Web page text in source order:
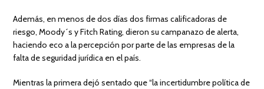
Además, en menos de dos días dos firmas calificadoras de
riesgo, Moody´s y Fitch Rating, dieron su campanazo de alerta,
haciendo eco a la percepción por parte de las empresas de la
falta de seguridad jurídica en el país.
Mientras la primera dejó sentado que “la incertidumbre política de